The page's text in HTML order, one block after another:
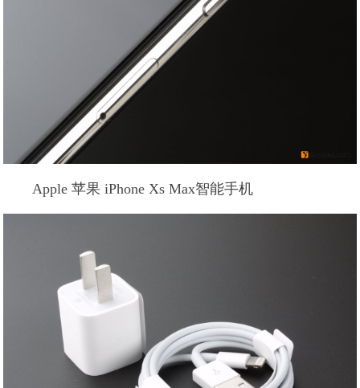
Apple 苹果 iPhone Xs Max智能手机